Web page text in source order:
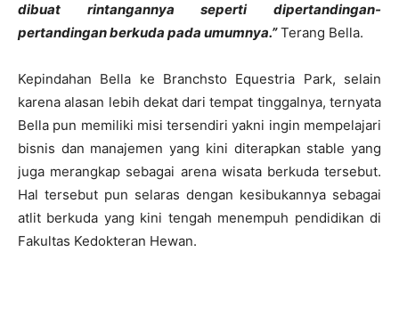
dibuat rintangannya seperti dipertandingan-
pertandingan berkuda pada umumnya.” Terang Bella.
Kepindahan Bella ke Branchsto Equestria Park, selain
karena alasan lebih dekat dari tempat tinggalnya, ternyata
Bella pun memiliki misi tersendiri yakni ingin mempelajari
bisnis dan manajemen yang kini diterapkan stable yang
juga merangkap sebagai arena wisata berkuda tersebut.
Hal tersebut pun selaras dengan kesibukannya sebagai
atlit berkuda yang kini tengah menempuh pendidikan di
Fakultas Kedokteran Hewan.